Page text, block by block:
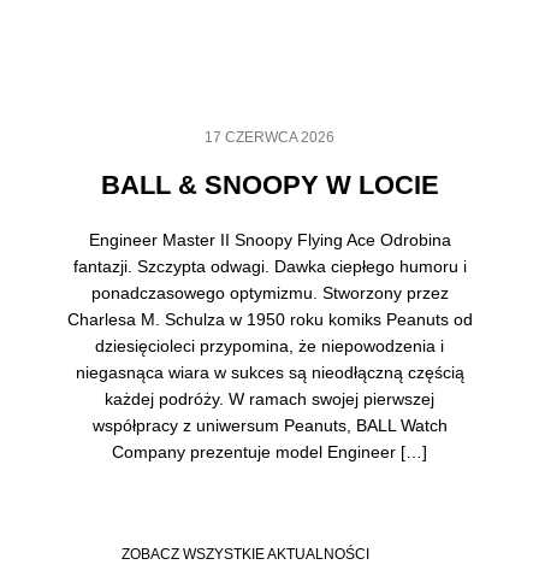
17 CZERWCA 2026
BALL & SNOOPY W LOCIE
Engineer Master II Snoopy Flying Ace Odrobina
fantazji. Szczypta odwagi. Dawka ciepłego humoru i
ponadczasowego optymizmu. Stworzony przez
Charlesa M. Schulza w 1950 roku komiks Peanuts od
dziesięcioleci przypomina, że niepowodzenia i
niegasnąca wiara w sukces są nieodłączną częścią
każdej podróży. W ramach swojej pierwszej
współpracy z uniwersum Peanuts, BALL Watch
Company prezentuje model Engineer […]
ZOBACZ WSZYSTKIE AKTUALNOŚCI